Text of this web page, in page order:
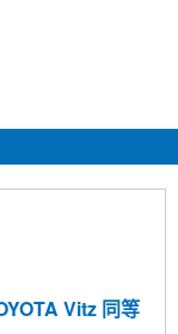
Vitz 同等